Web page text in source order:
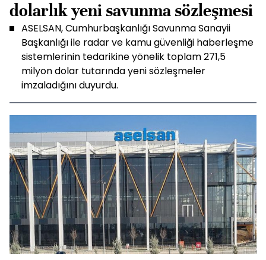
dolarlık yeni savunma sözleşmesi
ASELSAN, Cumhurbaşkanlığı Savunma Sanayii
Başkanlığı ile radar ve kamu güvenliği haberleşme
sistemlerinin tedarikine yönelik toplam 271,5
milyon dolar tutarında yeni sözleşmeler
imzaladığını duyurdu.